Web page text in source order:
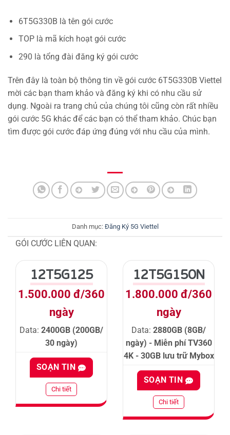
6T5G330B là tên gói cước
TOP là mã kích hoạt gói cước
290 là tổng đài đăng ký gói cước
Trên đây là toàn bộ thông tin về gói cước 6T5G330B Viettel
mời các bạn tham khảo và đăng ký khi có nhu cầu sử
dụng. Ngoài ra trang chủ của chúng tôi cũng còn rất nhiều
gói cước 5G khác để các bạn có thể tham khảo. Chúc bạn
tìm được gói cước đáp ứng đúng với nhu cầu của mình.
Danh mục: Đăng Ký 5G Viettel
GÓI CƯỚC LIÊN QUAN:
12T5G125
1.500.000 đ/360
ngày
Data: 2400GB (200GB/
30 ngày)
SOẠN TIN
Chi tiết
12T5G150N
1.800.000 đ/360
ngày
Data: 2880GB (8GB/
ngày) - Miễn phí TV360
4K - 30GB lưu trữ Mybox
SOẠN TIN
Chi tiết